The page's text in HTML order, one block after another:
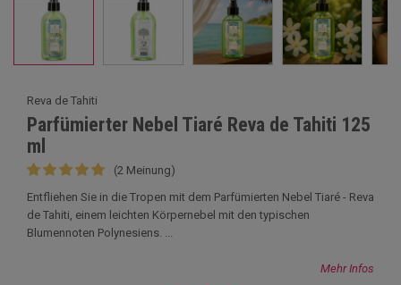
Reva de Tahiti
Parfümierter Nebel Tiaré Reva de Tahiti 125
ml
(2 Meinung)
Entfliehen Sie in die Tropen mit dem Parfümierten Nebel Tiaré - Reva
de Tahiti, einem leichten Körpernebel mit den typischen
Blumennoten Polynesiens. ...
Mehr Infos